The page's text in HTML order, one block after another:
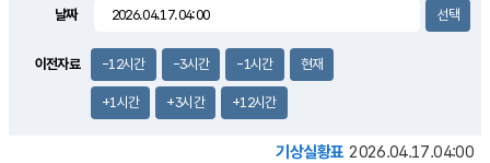
3.0m/s
날짜
이전자료 -12시간 -3시간 -1시간 현재
+1시간 +3시간 +12시간
기상실황표 2026.04.17.04:00